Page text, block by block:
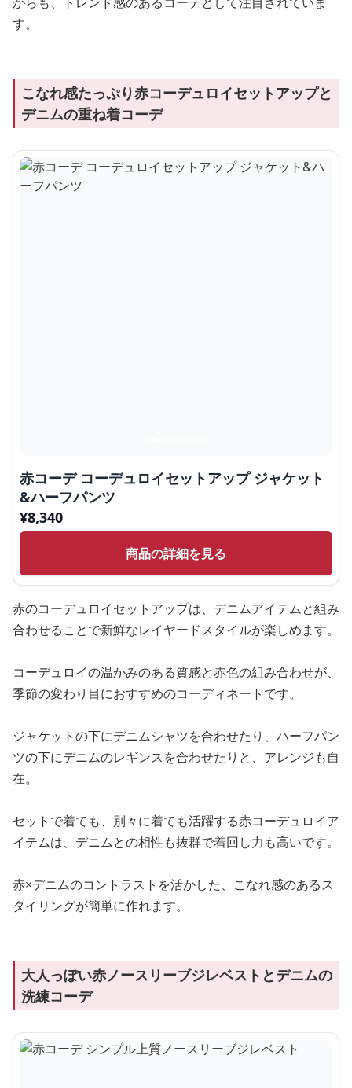
す。
こなれ感たっぷり赤コーデュロイセットアップと
デニムの重ね着コーデ
赤コーデ コーデュロイセットアップ ジャケット
&ハーフパンツ
¥8,340
商品の詳細を見る
赤のコーデュロイセットアップは、デニムアイテムと組み
合わせることで新鮮なレイヤードスタイルが楽しめます。
コーデュロイの温かみのある質感と赤色の組み合わせが、
季節の変わり目におすすめのコーディネートです。
ジャケットの下にデニムシャツを合わせたり、ハーフパン
ツの下にデニムのレギンスを合わせたりと、アレンジも自
在。
セットで着ても、別々に着ても活躍する赤コーデュロイア
イテムは、デニムとの相性も抜群で着回し力も高いです。
赤×デニムのコントラストを活かした、こなれ感のあるス
タイリングが簡単に作れます。
大人っぽい赤ノースリーブジレベストとデニムの
洗練コーデ